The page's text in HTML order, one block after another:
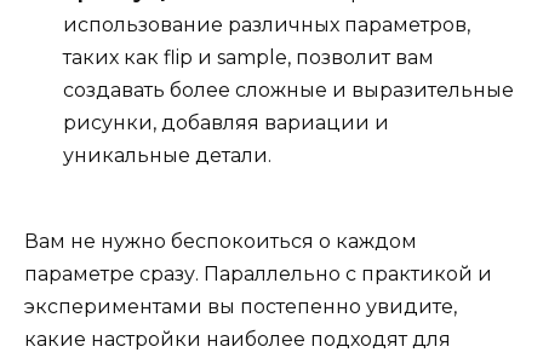
использование различных параметров,
таких как flip и sample, позволит вам
создавать более сложные и выразительные
рисунки, добавляя вариации и
уникальные детали.
Вам не нужно беспокоиться о каждом
параметре сразу. Параллельно с практикой и
экспериментами вы постепенно увидите,
какие настройки наиболее подходят для